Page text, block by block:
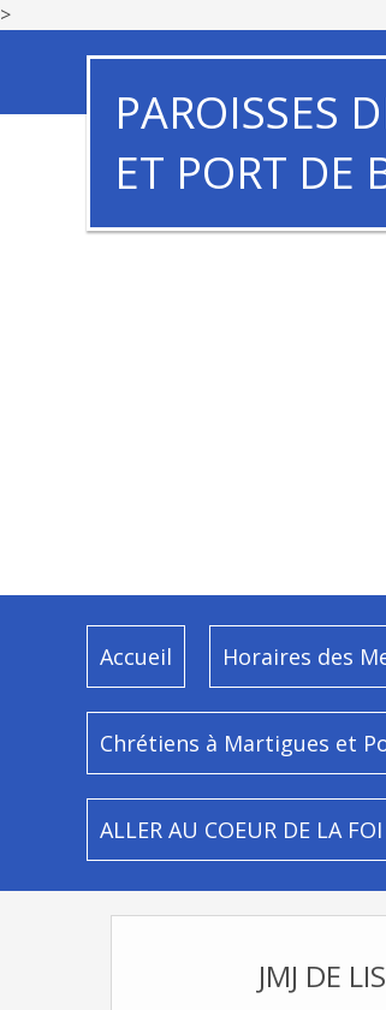
>
PAROISSES
ET PORT DE
Accueil Horaires des
Chrétiens à Martigues et
ALLER AU COEUR DE LA FOI
JMJ DE